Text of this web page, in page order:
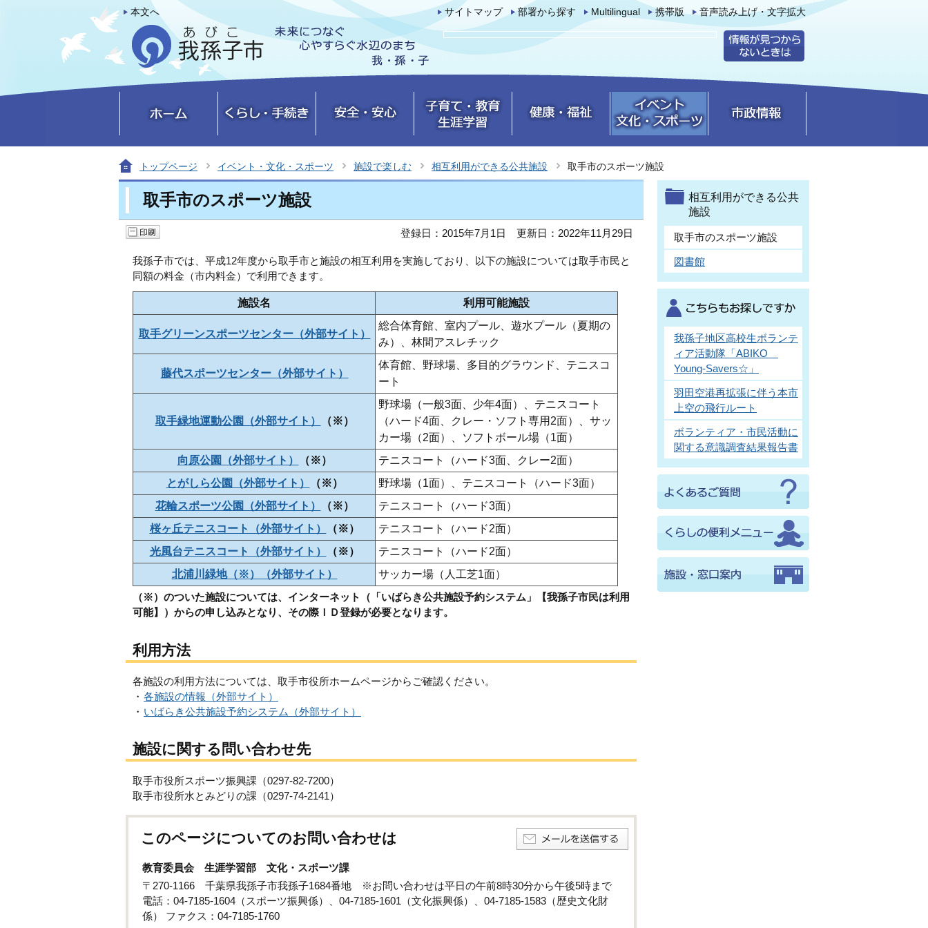
本文へ サイトマップ 部署から探す Multilingual 携帯版 音声読み上げ・文字拡大
トップページ イベント・文化・スポーツ 施設で楽しむ 相互利用ができる公共施設 取手市のスポーツ施設
取手市のスポーツ施設
登録日：2015年7月1日 更新日：2022年11月29日
我孫子市では、平成12年度から取手市と施設の相互利用を実施しており、以下の施設については取手市民と
同額の料金（市内料金）で利用できます。
施設名 利用可能施設
取手グリーンスポーツセンター（外部サイト）
総合体育館、室内プール、遊水プール（夏期の
み）、林間アスレチック
藤代スポーツセンター（外部サイト）
体育館、野球場、多目的グラウンド、テニスコ
ート
取手緑地運動公園（外部サイト） （※）
野球場（一般3面、少年4面）、テニスコート
（ハード4面、クレー・ソフト専用2面）、サッ
カー場（2面）、ソフトボール場（1面）
向原公園（外部サイト）
（※）
テニスコート（ハード3面、クレー2面）
とがしら公園（外部サイト）
（※）
野球場（1面）、テニスコート（ハード3面）
花輪スポーツ公園（外部サイト）
（※）
テニスコート（ハード3面）
桜ヶ丘テニスコート（外部サイト）
（※）
テニスコート（ハード2面）
光風台テニスコート（外部サイト）
（※）
テニスコート（ハード2面）
北浦川緑地（※）（外部サイト）
サッカー場（人工芝1面）
（※）のついた施設については、インターネット（「いばらき公共施設予約システム」【我孫子市民は利用
可能】）からの申し込みとなり、その際ＩＤ登録が必要となります。
利用方法
各施設の利用方法については、取手市役所ホームページからご確認ください。
・ 各施設の情報（外部サイト）
・ いばらき公共施設予約システム（外部サイト）
施設に関する問い合わせ先
取手市役所スポーツ振興課（0297-82-7200）
取手市役所水とみどりの課（0297-74-2141）
このページについてのお問い合わせは
教育委員会 生涯学習部 文化・スポーツ課
〒270-1166 千葉県我孫子市我孫子1684番地 ※お問い合わせは平日の午前8時30分から午後5時まで
電話：04-7185-1604（スポーツ振興係）、04-7185-1601（文化振興係）、04-7185-1583（歴史文化財
係） ファクス：04-7185-1760
相互利用ができる公共
施設
取手市のスポーツ施設
図書館
我孫子地区高校生ボランテ
ィア活動隊「ABIKO
Young-Savers☆」
羽田空港再拡張に伴う本市
上空の飛行ルート
ボランティア・市民活動に
関する意識調査結果報告書